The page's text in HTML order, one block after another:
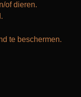
of dieren.
te beschermen.